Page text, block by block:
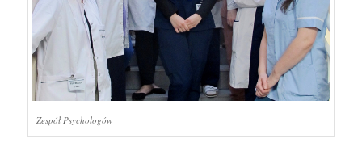
Zespół Psychologów